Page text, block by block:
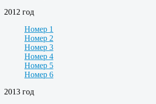
2012 год
Номер 1
Номер 2
Номер 3
Номер 4
Номер 5
Номер 6
2013 год